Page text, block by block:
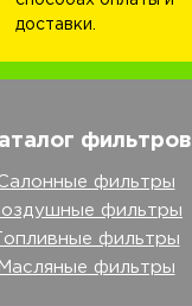
доставки.
фильтров
фильтры
фильтры
Топливные фильтры
Масляные фильтры